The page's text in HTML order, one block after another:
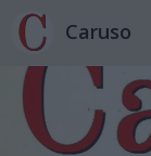
Caruso